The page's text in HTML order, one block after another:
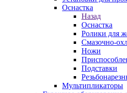
Оснастка
Назад
Оснастка
Ролики для
Смазочно-
Ножи
Подставки
Мультипликаторы